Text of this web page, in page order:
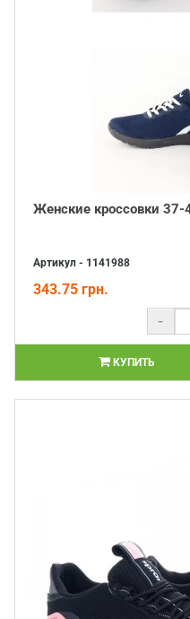
Женские кроссовки
Артикул - 1141988
343.75 грн.
-
КУПИТЬ